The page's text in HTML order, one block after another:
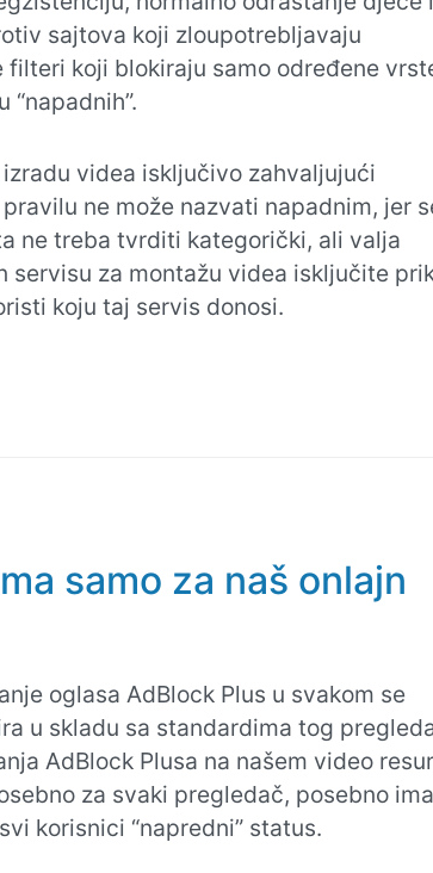
sajtova koji zloupotrebljavaju
koji blokiraju samo određene
videa isključivo zahvaljujući
ne može nazvati napadnim, jer
ne treba tvrditi kategorički, ali valja
za montažu videa isključite
koju taj servis donosi.
samo za naš onlajn
oglasa AdBlock Plus u svakom se
u skladu sa standardima tog
AdBlock Plusa na našem video
za svaki pregledač, posebno
korisnici “napredni” status.